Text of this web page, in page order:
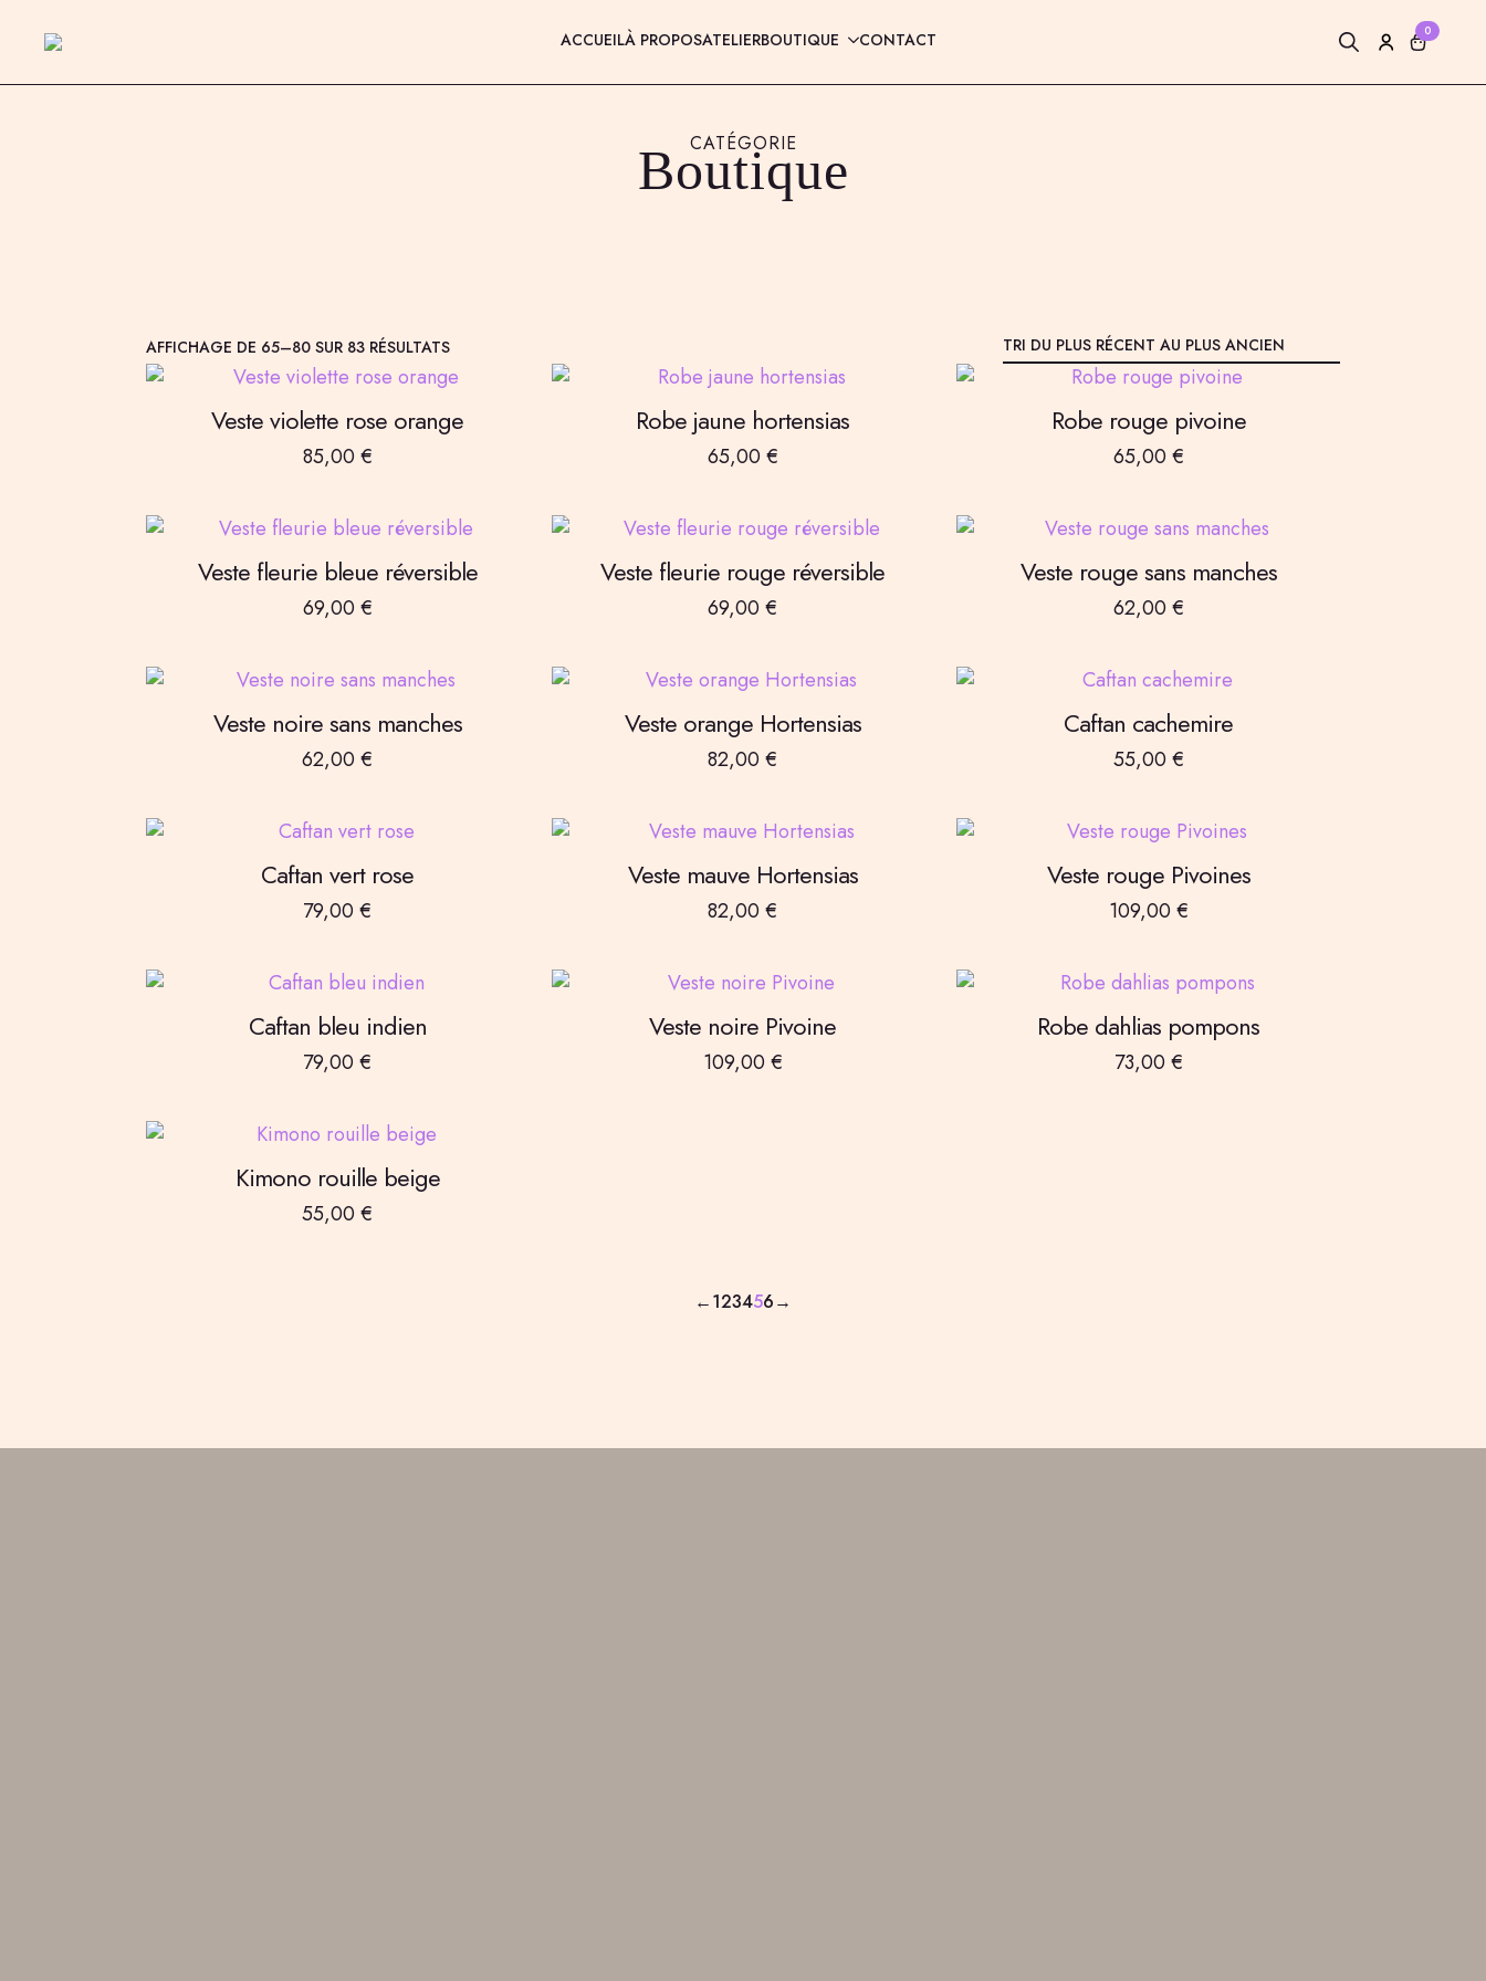
ACCUEILÀ PROPOSATELIERBOUTIQUE CONTACT
Search
0
CATÉGORIE
Boutique
AFFICHAGE DE 65–80 SUR 83 RÉSULTATSTRIÉ
PLUS
AU
Veste violette rose orange
85,00 €
Robe jaune hortensias
65,00 €
Robe rouge pivoine
65,00 €
Veste fleurie bleue réversible
69,00 €
Veste fleurie rouge réversible
69,00€
Veste rouge sans manches
62,00 €
Veste noire sans manches
62,00€
Veste orange Hortensias
82,00€
Caftan cachemire
55,00 €
Caftan vert rose
79,00€
Veste mauve Hortensias
82,00€
Veste rouge Pivoines
109,00 €
Caftan bleu indien
79,00€
Veste noire Pivoine
109,00 €
Robe dahlias pompons
73,00 €
Kimono rouille beige
55,00€
←123456→